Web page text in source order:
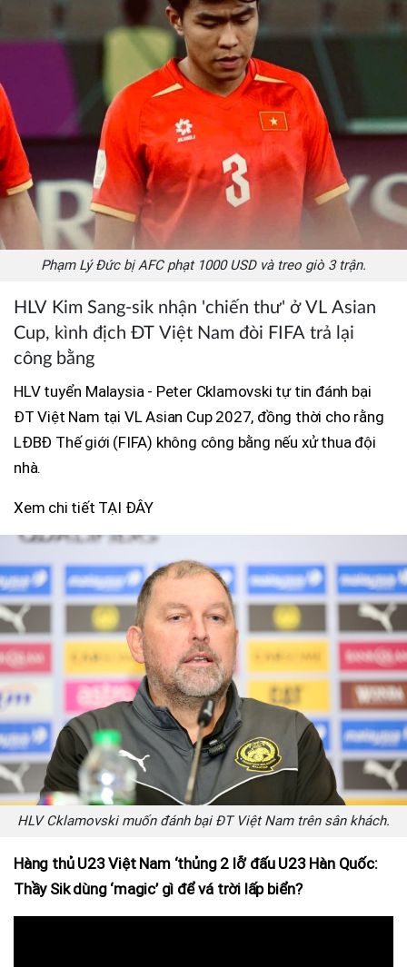
Phạm Lý Đức bị AFC phạt 1000 USD và treo giò 3 trận.
HLV Kim Sang-sik nhận 'chiến thư' ở VL Asian
Cup, kình địch ĐT Việt Nam đòi FIFA trả lại
công bằng
HLV tuyển Malaysia - Peter Cklamovski tự tin đánh bại
ĐT Việt Nam tại VL Asian Cup 2027, đồng thời cho rằng
LĐBĐ Thế giới (FIFA) không công bằng nếu xử thua đội
nhà.
Xem chi tiết TẠI ĐÂY
HLV Cklamovski muốn đánh bại ĐT Việt Nam trên sân khách.
Hàng thủ U23 Việt Nam ‘thủng 2 lỗ’ đấu U23 Hàn Quốc:
Thầy Sik dùng ‘magic’ gì để vá trời lấp biển?